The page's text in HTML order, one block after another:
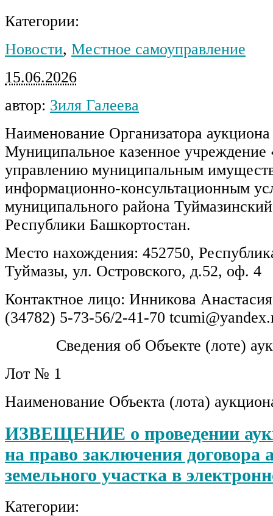
Категории:
Новости, Местное самоуправление
15.06.2026
автор: Зиля Галеева
Наименование Организатора
Муниципальное казенное учреждение
управлению муниципальным
информационно-консультационным
муниципального района
Республики Башкортостан.
Место нахождения: 452750,
Туймазы, ул. Островского, д.52, оф. 4
Контактное лицо: Инникова
(34782) 5-73-56/2-41-70
Сведения об Объекте (лоте)
Лот № 1
Наименование Объекта (лота)
ИЗВЕЩЕНИЕ о проведении
на право заключения договора
земельного участка в
Категории: